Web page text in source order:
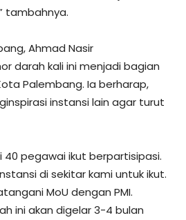
tambahnya.
Ahmad Nasir
darah kali ini menjadi bagian
Palembang. Ia berharap,
instansi lain agar turut
40 pegawai ikut berpartisipasi.
di sekitar kami untuk ikut.
MoU dengan PMI.
ini akan digelar 3-4 bulan